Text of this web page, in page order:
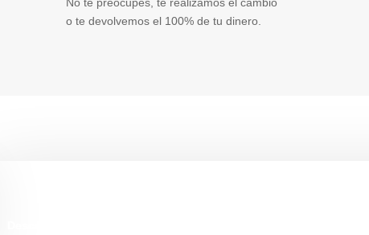
No te preocupes, te realizamos el cambio
o te devolvemos el 100% de tu dinero.